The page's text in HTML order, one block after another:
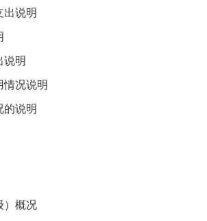
说明
明
况说明
说明
概况